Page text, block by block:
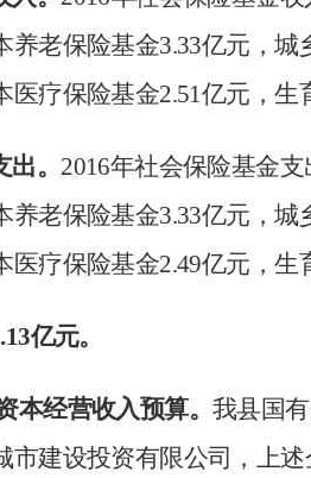
养老保险基金3.33亿元 ，城
医疗保险基金2.51亿元 ，生
。 2016年社会保险基金支
养老保险基金3.33亿元 ，城
医疗保险基金2.49亿元 ，生
亿元。
本经营收入预算。我县国
市建设投资有限公司，上